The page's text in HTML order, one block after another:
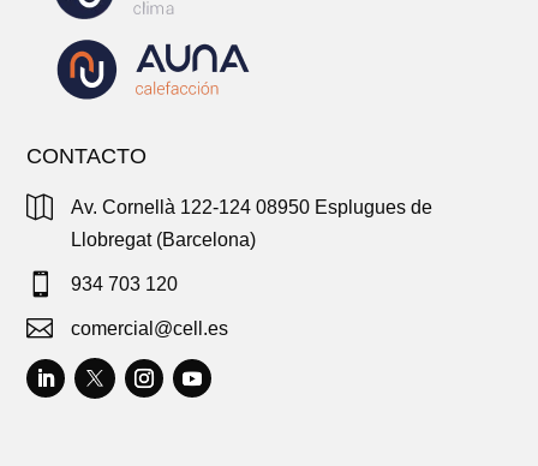
CONTACTO

Av. Cornellà 122-124 08950 Esplugues de
Llobregat (Barcelona)
 934 703 120
 comercial@cell.es